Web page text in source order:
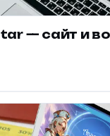
— сайт и